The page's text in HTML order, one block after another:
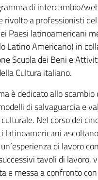
di intercambio/
rivolto a professionisti
Paesi latinoamericani
Latino Americano) in
Scuola dei Beni e
Cultura italiano.
è dedicato allo scambio
di salvaguardia e
Nel corso dei
latinoamericani
di lavoro
tavoli di lavoro,
e messa a confronto